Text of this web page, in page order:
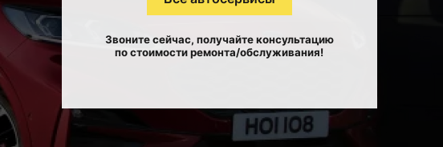
Звоните сейчас, получайте консультацию
по стоимости ремонта/обслуживания!